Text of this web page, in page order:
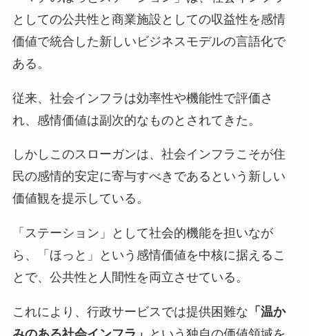
としての公共性と商業施設としての収益性を感情
価値で統合した新しいビジネスモデルの言語化で
ある。
従来、社会インフラは効率性や機能性で評価さ
れ、感情価値は副次的なものとされてきた。
しかしこのスローガンは、社会インフラこそが住
民の感情的安定に寄与すべきであるという新しい
価値観を提示している。
「ステーション」として社会的機能を担いなが
ら、「ほっと」という感情価値を中核に据えるこ
とで、公共性と人間性を両立させている。
これにより、行政サービスでは提供困難な 「温か